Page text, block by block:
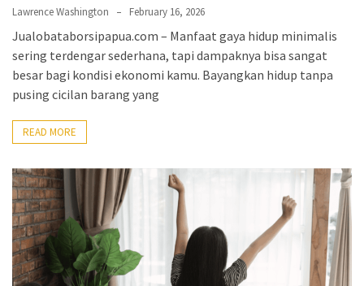
Lawrence Washington February 16, 2026
Jualobataborsipapua.com – Manfaat gaya hidup minimalis
sering terdengar sederhana, tapi dampaknya bisa sangat
besar bagi kondisi ekonomi kamu. Bayangkan hidup tanpa
pusing cicilan barang yang
READ MORE